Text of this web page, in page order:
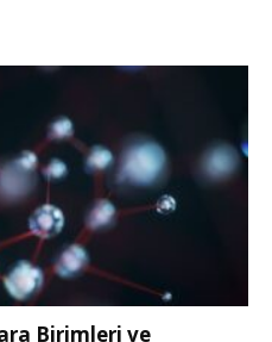
Birimleri ve